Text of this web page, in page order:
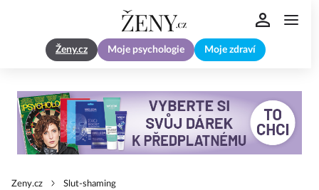
Ženy.cz Moje psychologie Moje zdraví
Zeny.cz Slut-shaming